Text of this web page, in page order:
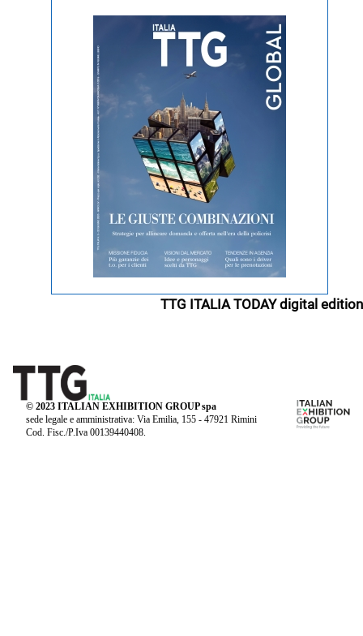
TTG ITALIA TODAY digital edition
© 2023 ITALIAN EXHIBITION GROUP spa
sede legale e amministrativa: Via Emilia, 155 - 47921 Rimini
Cod. Fisc./P.Iva 00139440408.